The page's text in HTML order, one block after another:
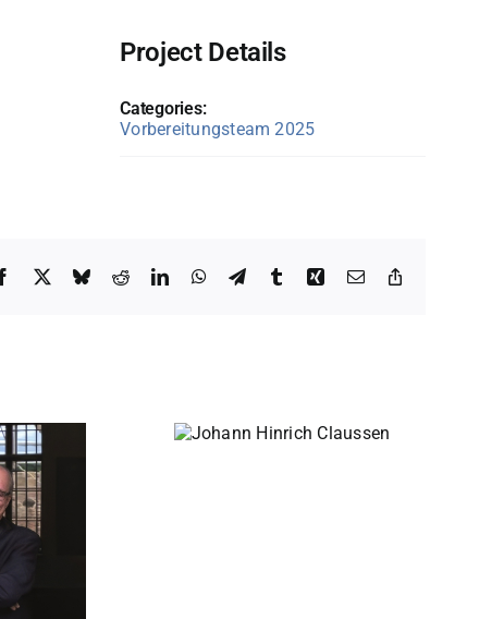
Project Details
Categories:
Vorbereitungsteam 2025
Facebook
X BlueskyRedditLinkedInWhatsApp
TelegramTumblrXing E-
Johann Hinrich
Claussen